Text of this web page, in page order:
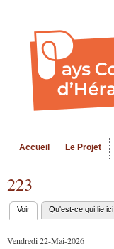
Menu principal
Accueil Le Projet
223
Onglets
principaux
Voir (onglet actif)
Qu'est-ce qui lie ici
Vendredi 22-Mai-2026